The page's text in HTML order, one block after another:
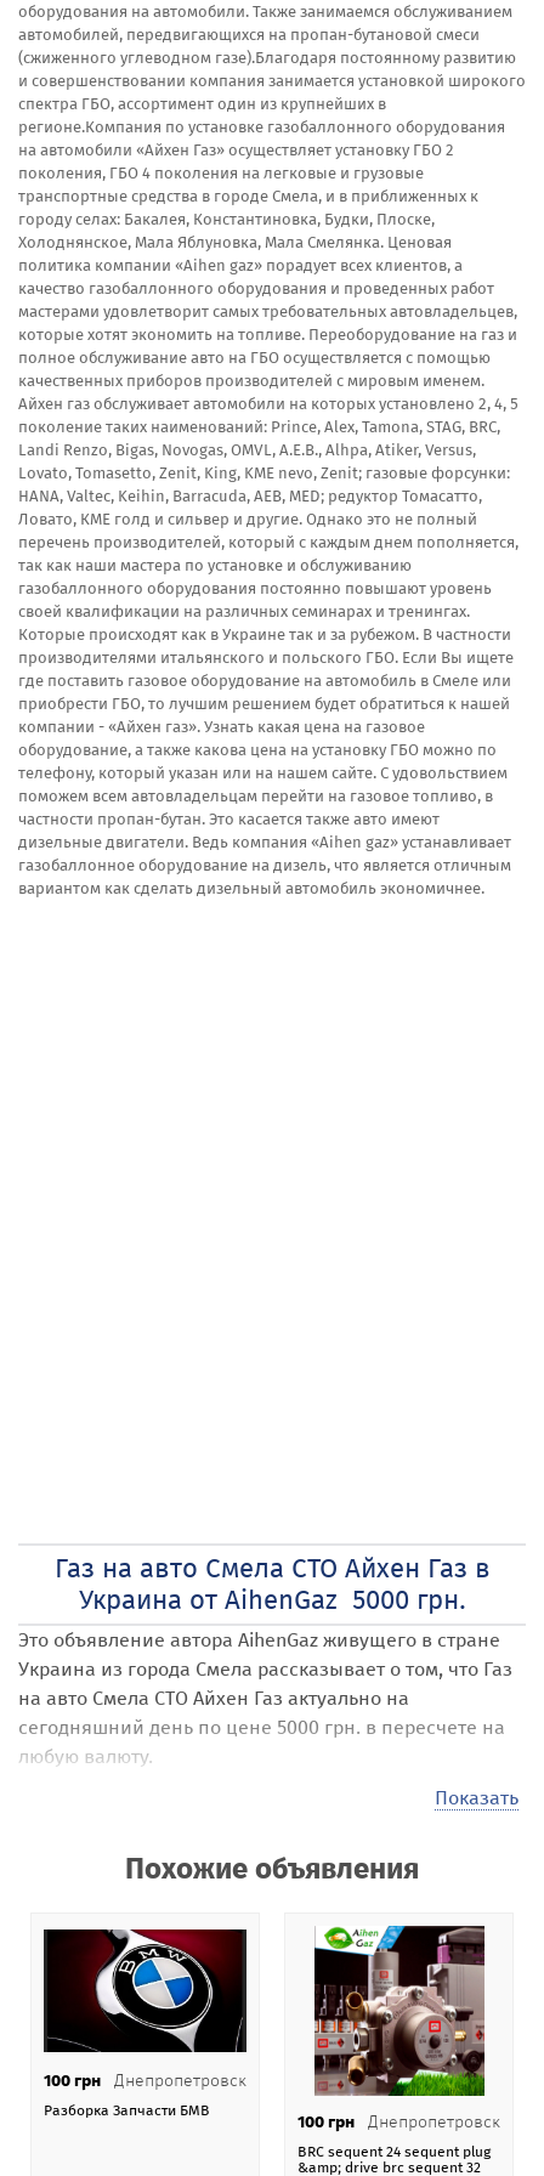
оборудования на автомобили. Также занимаемся обслуживанием
автомобилей, передвигающихся на пропан-бутановой смеси
(сжиженного углеводном газе).Благодаря постоянному развитию
и совершенствовании компания занимается установкой широкого
спектра ГБО, ассортимент один из крупнейших в
регионе.Компания по установке газобаллонного оборудования
на автомобили «Айхен Газ» осуществляет установку ГБО 2
поколения, ГБО 4 поколения на легковые и грузовые
транспортные средства в городе Смела, и в приближенных к
городу селах: Бакалея, Константиновка, Будки, Плоске,
Холоднянское, Мала Яблуновка, Мала Смелянка. Ценовая
политика компании «Aihen gaz» порадует всех клиентов, а
качество газобаллонного оборудования и проведенных работ
мастерами удовлетворит самых требовательных автовладельцев,
которые хотят экономить на топливе. Переоборудование на газ и
полное обслуживание авто на ГБО осуществляется с помощью
качественных приборов производителей с мировым именем.
Айхен газ обслуживает автомобили на которых установлено 2, 4, 5
поколение таких наименований: Prince, Alex, Tamona, STAG, BRC,
Landi Renzo, Bigas, Novogas, OMVL, A.E.B., Alhpa, Atiker, Versus,
Lovato, Tomasetto, Zenit, King, KME nevo, Zenit; газовые форсунки:
HANA, Valtec, Keihin, Barracuda, AEB, MED; редуктор Томасатто,
Ловато, КМЕ голд и сильвер и другие. Однако это не полный
перечень производителей, который с каждым днем пополняется,
так как наши мастера по установке и обслуживанию
газобаллонного оборудования постоянно повышают уровень
своей квалификации на различных семинарах и тренингах.
Которые происходят как в Украине так и за рубежом. В частности
производителями итальянского и польского ГБО. Если Вы ищете
где поставить газовое оборудование на автомобиль в Смеле или
приобрести ГБО, то лучшим решением будет обратиться к нашей
компании - «Айхен газ». Узнать какая цена на газовое
оборудование, а также какова цена на установку ГБО можно по
телефону, который указан или на нашем сайте. С удовольствием
поможем всем автовладельцам перейти на газовое топливо, в
частности пропан-бутан. Это касается также авто имеют
дизельные двигатели. Ведь компания «Aihen gaz» устанавливает
газобаллонное оборудование на дизель, что является отличным
вариантом как сделать дизельный автомобиль экономичнее.
Газ на авто Смела СТО Айхен Газ в
Украина от AihenGaz 5000 грн.
Это объявление автора AihenGaz живущего в стране
Украина из города Смела рассказывает о том, что Газ
на авто Смела СТО Айхен Газ актуально на
сегодняшний день по цене 5000 грн. в пересчете на
любую валюту.
Наши посетители могут размещать на сайте самые
Смела СТО Айхен Газ
. Стоимость своих услуг, товаров,
предложений они выставляют самостоятельно,
гривне, долларах или евро, по коммерческому курсу
Национального банка Украины.
На нашейдоске бесплатных объявлений Addnew.biz
151 категория в 106 странах мира.
При размещении объявления Газ на авто Смела СТО
Айхен Газ пользователь AihenGazполучает
возможность купить, продать, арендовать и
Показать
Похожие объявления
100 грн Днепропетровск
Разборка Запчасти БМВ
100 грн Днепропетровск
BRC sequent 24 sequent plug
&amp; drive brc sequent 32